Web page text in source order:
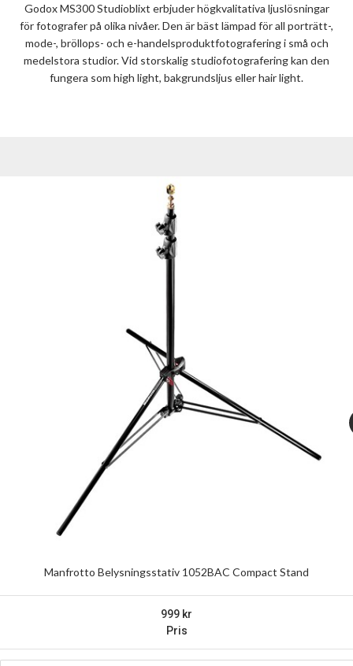
Godox MS300 Studioblixt erbjuder högkvalitativa ljuslösningar
för fotografer på olika nivåer. Den är bäst lämpad för all porträtt-,
mode-, bröllops- och e-handelsproduktfotografering i små och
medelstora studior. Vid storskalig studiofotografering kan den
fungera som high light, bakgrundsljus eller hair light.
Manfrotto Belysningsstativ 1052BAC Compact Stand
Pris
999